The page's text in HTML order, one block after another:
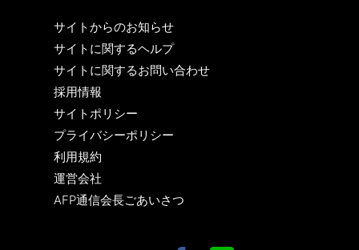
サイトからのお知らせ
サイトに関するヘルプ
サイトに関するお問い合わせ
採用情報
サイトポリシー
プライバシーポリシー
利用規約
運営会社
AFP通信会長ごあいさつ